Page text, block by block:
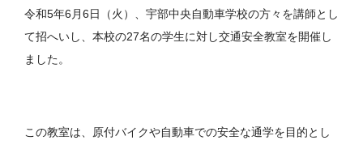
令和5年6月6日（火）、宇部中央自動車学校の方々を講師とし
て招へいし、本校の27名の学生に対し交通安全教室を開催し
ました。
この教室は、原付バイクや自動車での安全な通学を目的とし